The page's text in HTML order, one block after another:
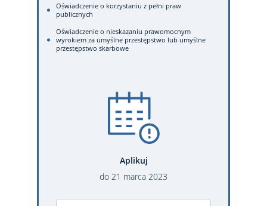
Oświadczenie o korzystaniu z pełni praw
publicznych
Oświadczenie o nieskazaniu prawomocnym
wyrokiem za umyślne przestępstwo lub umyślne
przestępstwo skarbowe
Aplikuj
do 21 marca 2023